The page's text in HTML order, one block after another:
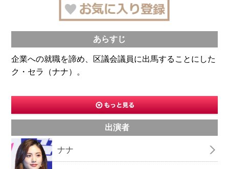
あらすじ
企業への就職を諦め、区議会議員に出馬することにした
ク・セラ（ナナ）。
出演者
ナナ